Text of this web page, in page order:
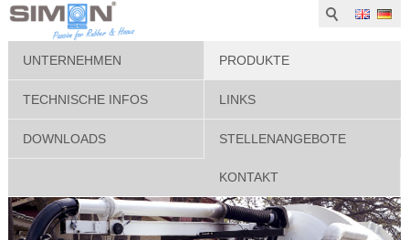
UNTERNEHMEN PRODUKTE
TECHNISCHE INFOS LINKS
DOWNLOADS STELLENANGEBOTE
KONTAKT